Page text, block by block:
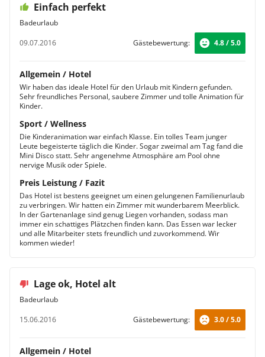
Einfach perfekt
Badeurlaub
09.07.2016
Gästebewertung: 4.8 / 5.0
Allgemein / Hotel
Wir haben das ideale Hotel für den Urlaub mit Kindern gefunden.
Sehr freundliches Personal, saubere Zimmer und tolle Animation für
Kinder.
Sport / Wellness
Die Kinderanimation war einfach Klasse. Ein tolles Team junger
Leute begeisterte täglich die Kinder. Sogar zweimal am Tag fand die
Mini Disco statt. Sehr angenehme Atmosphäre am Pool ohne
nervige Musik oder Spiele.
Preis Leistung / Fazit
Das Hotel ist bestens geeignet um einen gelungenen Familienurlaub
zu verbringen. Wir hatten ein Zimmer mit wunderbarem Meerblick.
In der Gartenanlage sind genug Liegen vorhanden, sodass man
immer ein schattiges Plätzchen finden kann. Das Essen war lecker
und alle Mitarbeiter stets freundlich und zuvorkommend. Wir
kommen wieder!
Lage ok, Hotel alt
Badeurlaub
15.06.2016
Gästebewertung: 3.0 / 5.0
Allgemein / Hotel